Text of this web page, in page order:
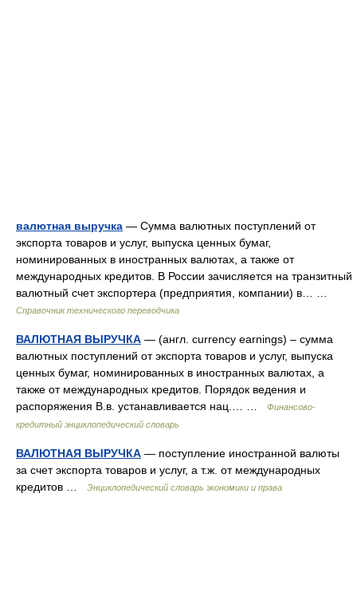
валютная выручка — Сумма валютных поступлений от
экспорта товаров и услуг, выпуска ценных бумаг,
номинированных в иностранных валютах, а также от
международных кредитов. В России зачисляется на транзитный
валютный счет экспортера (предприятия, компании) в… …
Справочник технического переводчика
ВАЛЮТНАЯ ВЫРУЧКА — (англ. currency earnings) – сумма
валютных поступлений от экспорта товаров и услуг, выпуска
ценных бумаг, номинированных в иностранных валютах, а
также от международных кредитов. Порядок ведения и
распоряжения В.в. устанавливается нац.… …
Финансово-
кредитный энциклопедический словарь
ВАЛЮТНАЯ ВЫРУЧКА — поступление иностранной валюты
за счет экспорта товаров и услуг, а т.ж. от международных
кредитов …
Энциклопедический словарь экономики и права